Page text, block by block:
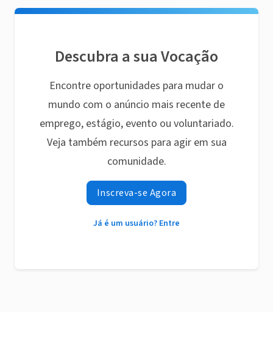
Descubra a sua Vocação
Encontre oportunidades para mudar o
mundo com o anúncio mais recente de
emprego, estágio, evento ou voluntariado.
Veja também recursos para agir em sua
comunidade.
Inscreva-se Agora
Já é um usuário? Entre